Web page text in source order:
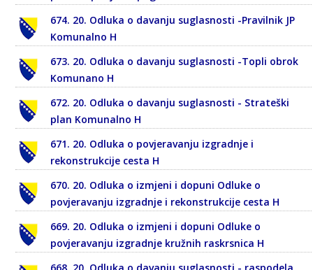
674. 20. Odluka o davanju suglasnosti -Pravilnik JP
Komunalno H
673. 20. Odluka o davanju suglasnosti -Topli obrok
Komunano H
672. 20. Odluka o davanju suglasnosti - Strateški
plan Komunalno H
671. 20. Odluka o povjeravanju izgradnje i
rekonstrukcije cesta H
670. 20. Odluka o izmjeni i dopuni Odluke o
povjeravanju izgradnje i rekonstrukcije cesta H
669. 20. Odluka o izmjeni i dopuni Odluke o
povjeravanju izgradnje kružnih raskrsnica H
668. 20. Odluka o davanju suglasnosti - raspodela